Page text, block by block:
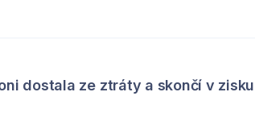
dostala ze ztráty a skončí v zisku